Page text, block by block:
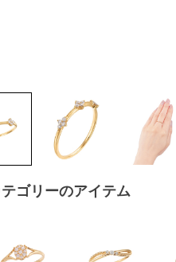
テゴリーのアイテム